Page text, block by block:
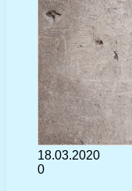
18.03.2020
0